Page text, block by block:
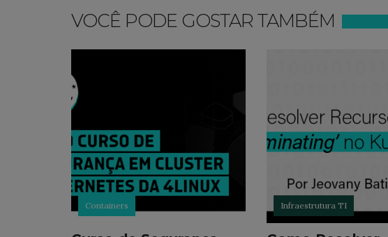
VOCÊ PODE GOSTAR TAMBÉM
Containers Infraestrutura TI